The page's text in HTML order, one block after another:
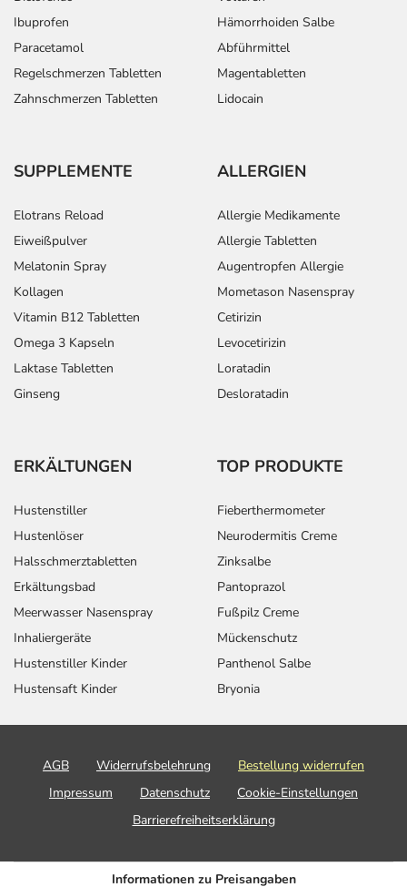
Ibuprofen
Paracetamol
Regelschmerzen Tabletten
Zahnschmerzen Tabletten
Hämorrhoiden Salbe
Abführmittel
Magentabletten
Lidocain
SUPPLEMENTE
Elotrans Reload
Eiweißpulver
Melatonin Spray
Kollagen
Vitamin B12 Tabletten
Omega 3 Kapseln
Laktase Tabletten
Ginseng
ALLERGIEN
Allergie Medikamente
Allergie Tabletten
Augentropfen Allergie
Mometason Nasenspray
Cetirizin
Levocetirizin
Loratadin
Desloratadin
ERKÄLTUNGEN
Hustenstiller
Hustenlöser
Halsschmerztabletten
Erkältungsbad
Meerwasser Nasenspray
Inhaliergeräte
Hustenstiller Kinder
Hustensaft Kinder
TOP PRODUKTE
Fieberthermometer
Neurodermitis Creme
Zinksalbe
Pantoprazol
Fußpilz Creme
Mückenschutz
Panthenol Salbe
Bryonia
AGB Widerrufsbelehrung
Bestellung widerrufen
Impressum
Datenschutz
Cookie-Einstellungen
Barrierefreiheitserklärung
Informationen zu Preisangaben